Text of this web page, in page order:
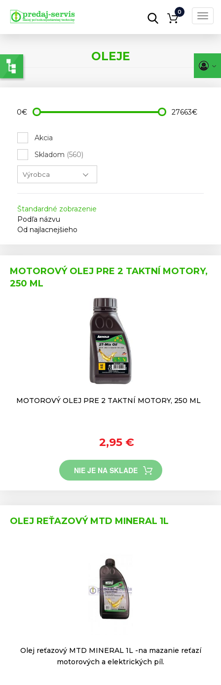
Skočiť
hlavný
obsah
0
OLEJE
0€ 27663€
Akcia
Skladom (560)
Štandardné zobrazenie
Podľa názvu
Od najlacnejšieho
MOTOROVÝ OLEJ PRE 2 TAKTNÍ MOTORY,
250 ML
MOTOROVÝ OLEJ PRE 2 TAKTNÍ MOTORY, 250 ML
2,95 €
NIE JE NA SKLADE
OLEJ REŤAZOVÝ MTD MINERAL 1L
Olej reťazový MTD MINERAL 1L -na mazanie reťazí
motorových a elektrických píl.